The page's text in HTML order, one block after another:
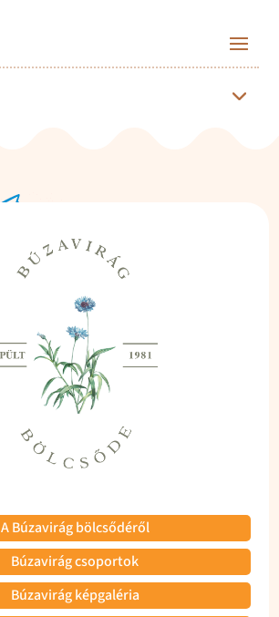
A Búzavirág bölcsődéről
Búzavirág csoportok
Búzavirág képgaléria